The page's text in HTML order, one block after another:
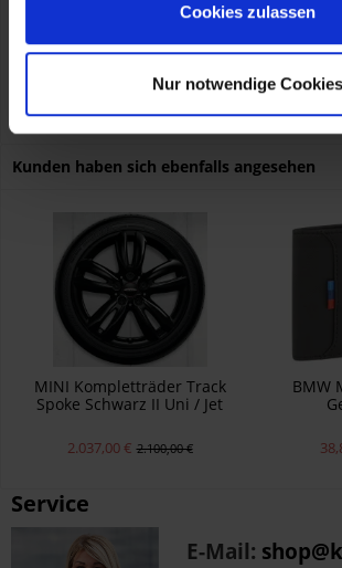
Cookies zulassen
Nur notwendige Cookies
Kunden haben sich ebenfalls angesehen
MINI Kompletträder Track
Spoke Schwarz II Uni / Jet
2.037,00 € 2.100,00 €
BMW
Service
E-Mail: